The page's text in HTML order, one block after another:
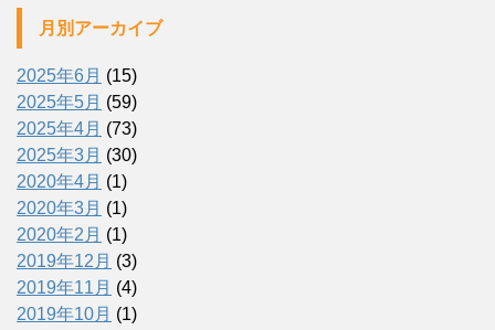
月別アーカイブ
2025年6月 (15)
2025年5月 (59)
2025年4月 (73)
2025年3月 (30)
2020年4月 (1)
2020年3月 (1)
2020年2月 (1)
2019年12月 (3)
2019年11月 (4)
2019年10月 (1)